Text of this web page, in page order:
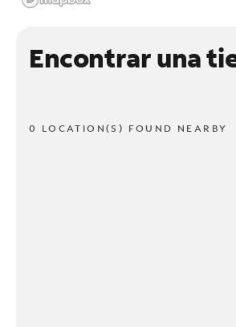
Encontrar una
0 LOCATION(S) FOUND NEARBY